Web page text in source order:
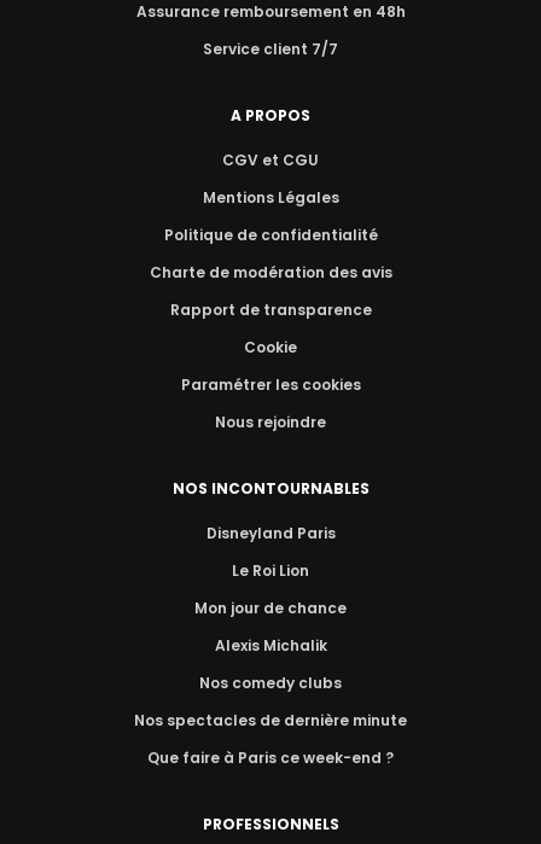
Assurance remboursement en 48h
Service client 7/7
A PROPOS
CGV et CGU
Mentions Légales
Politique de confidentialité
Charte de modération des avis
Rapport de transparence
Cookie
Paramétrer les cookies
Nous rejoindre
NOS INCONTOURNABLES
Disneyland Paris
Le Roi Lion
Mon jour de chance
Alexis Michalik
Nos comedy clubs
Nos spectacles de dernière minute
Que faire à Paris ce week-end ?
PROFESSIONNELS